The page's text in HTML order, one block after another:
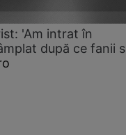
'Am intrat în
după ce fanii